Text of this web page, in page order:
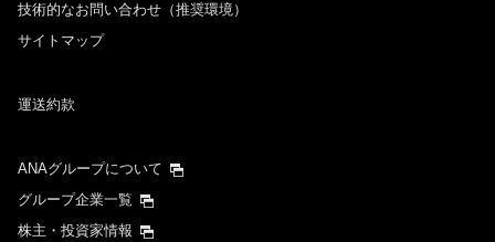
技術的なお問い合わせ（推奨環境）
サイトマップ
運送約款
ANAグループについて
グループ企業一覧
株主・投資家情報